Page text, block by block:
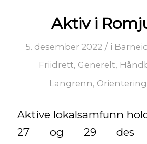
Aktiv i
5. desember 2022 / i
Friidrett, Generelt,
Langrenn, Orientering
Aktive lokalsamfunn
27 og 29 des